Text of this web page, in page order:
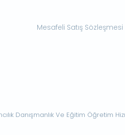
Mesafeli Satış Sözleşmesi
Danışmanlık Ve Eğitim Öğretim